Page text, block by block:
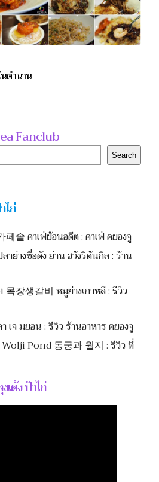
ตำนาน
Fanclub
Search
ไก่
솔 คาเฟ่ย้อนอดีต : คาเฟ่ คยองจู
ย่างชื่อดัง ย่าน ฮวังริดันกิล : ร้าน
장생갈비 หมูย่างเกาหลี : รีวิว
จ มยอน : รีวิว ร้านอาหาร คยองจู
Pond 동궁과 월지 : รีวิว ที่
เด้ง ป้าไก่